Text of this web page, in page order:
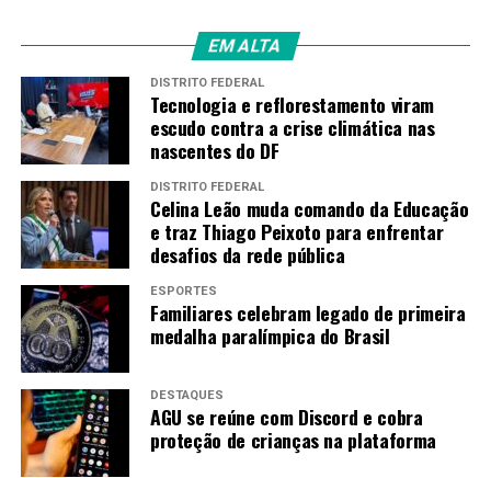
EM ALTA
DISTRITO FEDERAL
Tecnologia e reflorestamento viram
escudo contra a crise climática nas
nascentes do DF
DISTRITO FEDERAL
Celina Leão muda comando da Educação
e traz Thiago Peixoto para enfrentar
desafios da rede pública
ESPORTES
Familiares celebram legado de primeira
medalha paralímpica do Brasil
DESTAQUES
AGU se reúne com Discord e cobra
proteção de crianças na plataforma